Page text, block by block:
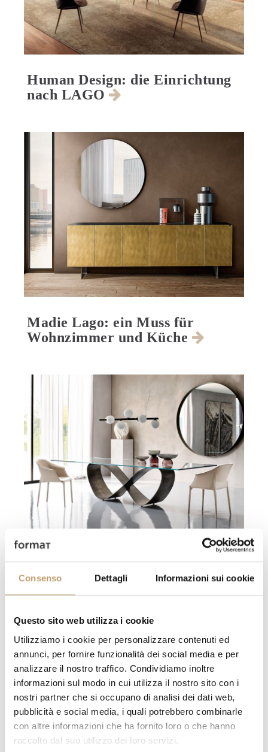
Consenso Dettagli Informazioni sui cookie
Questo sito web utilizza i cookie
Utilizziamo i cookie per personalizzare contenuti ed
annunci, per fornire funzionalità dei social media e per
analizzare il nostro traffico. Condividiamo inoltre
informazioni sul modo in cui utilizza il nostro sito con i
nostri partner che si occupano di analisi dei dati web,
pubblicità e social media, i quali potrebbero combinarle
con altre informazioni che ha fornito loro o che hanno
raccolto dal suo utilizzo dei loro servizi.
Human Design: die Einrichtung
nach LAGO
Madie Lago: ein Muss für
Wohnzimmer und Küche
Lassen Sie sich von der
Psychologie des Interior Designs
inspirieren